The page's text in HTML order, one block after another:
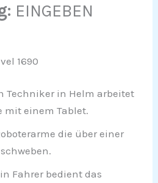
EINGEBEN
1690
Techniker in Helm arbeitet
mit einem Tablet.
die über einer
Fahrer bedient das